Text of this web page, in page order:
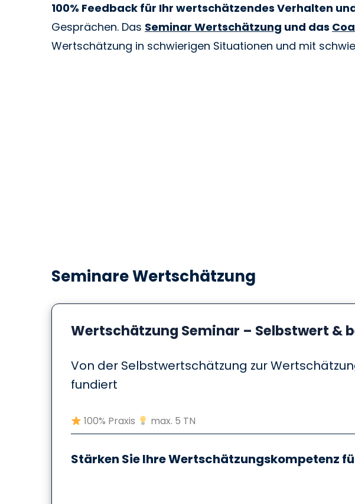
100% Feedback für Ihr wertschätzendes Verhalten
Gesprächen. Das Seminar Wertschätzung und das
Wertschätzung in schwierigen Situationen und mit
Seminare Wertschätzung
Wertschätzung Seminar – Selbstwert &
Von der Selbstwertschätzung zur
fundiert
100% Praxis max. 5 TN
Stärken Sie Ihre Wertschätzungskompetenz